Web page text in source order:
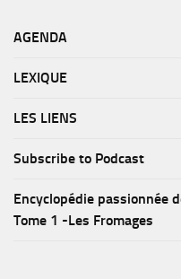
AGENDA
LEXIQUE
LES LIENS
Subscribe to Podcast
Encyclopédie passionnée
Tome 1 -Les Fromages